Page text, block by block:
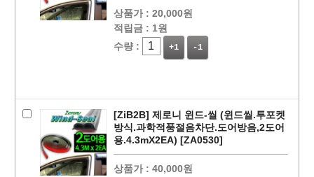
PAYCO 바로
상품가 : 20,000원
적립금 : 1원
수량 :
+1 -1
[ZiB2B] 제로니 윈드-씰 (윈드씰.투포켓
방식.과학적풍절음차단.도어방음,2도어
용.4.3mX2EA) [ZA0530]
상품가 : 40,000원